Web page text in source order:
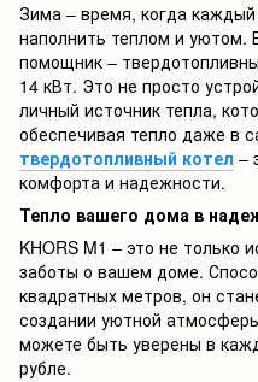
Зима – время, когда каждый
наполнить теплом и
помощник –
14 кВт. Это не просто
личный источник тепла,
обеспечивая тепло даже в
твердотопливный котел –
комфорта и надежности.
Тепло вашего дома в
KHORS M1 – это не только
заботы о вашем доме.
квадратных метров, он
создании уютной
можете быть уверены в
рубле.